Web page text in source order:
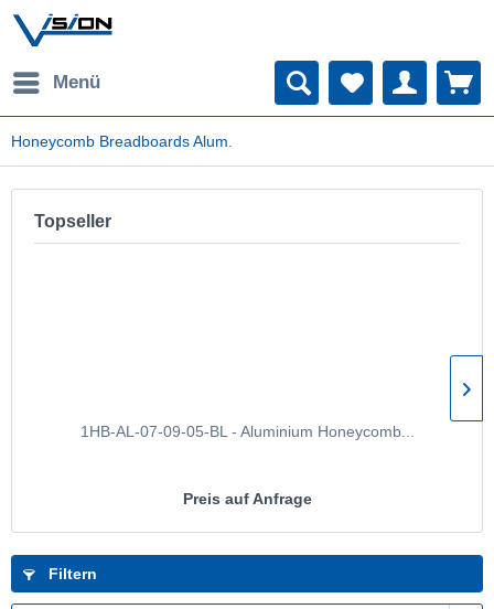
Menü
Honeycomb Breadboards Alum.
Topseller
1HB-AL-07-09-05-BL - Aluminium Honeycomb...
Preis auf Anfrage
Filtern